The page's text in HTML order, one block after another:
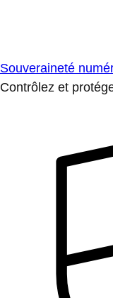
Souveraineté
Contrôlez et